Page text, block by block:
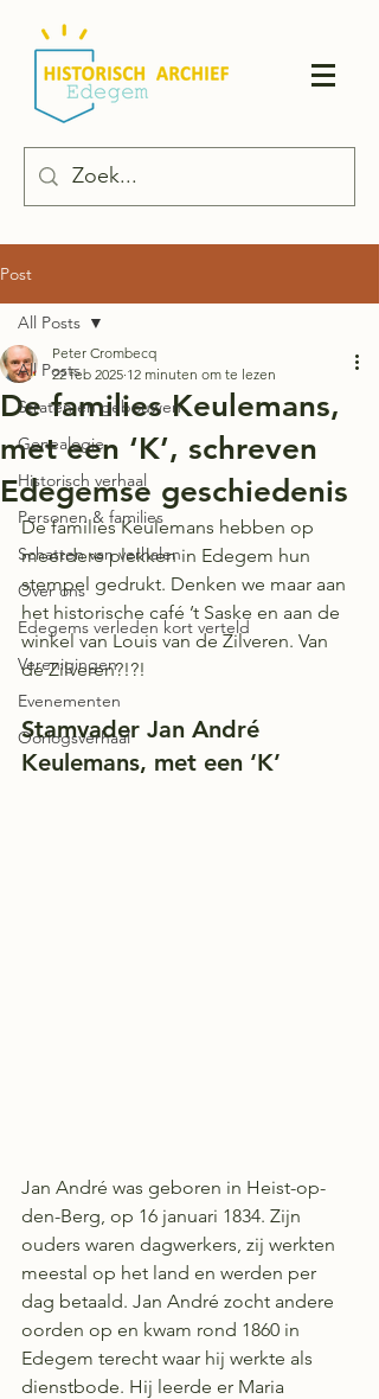
Post
All Posts
Straten en gebouwen
Genealogie
Historisch verhaal
Personen & families
Schatten van verhalen
Over ons
Edegems verleden kort verteld
Verenigingen
Evenementen
Oorlogsverhaal
All Posts
De families Keulemans,
met een ‘K’, schreven
Edegemse geschiedenis
Peter Crombecq
22 feb 2025 12 minuten om te lezen
De families Keulemans hebben op
meerdere plekken in Edegem hun
stempel gedrukt. Denken we maar aan
het historische café ’t Saske en aan de
winkel van Louis van de Zilveren. Van
de Zilveren?!?!
Stamvader Jan André
Keulemans, met een ‘K’
Jan André was geboren in Heist-op-
den-Berg, op 16 januari 1834. Zijn
ouders waren dagwerkers, zij werkten
meestal op het land en werden per
dag betaald. Jan André zocht andere
oorden op en kwam rond 1860 in
Edegem terecht waar hij werkte als
dienstbode. Hij leerde er Maria